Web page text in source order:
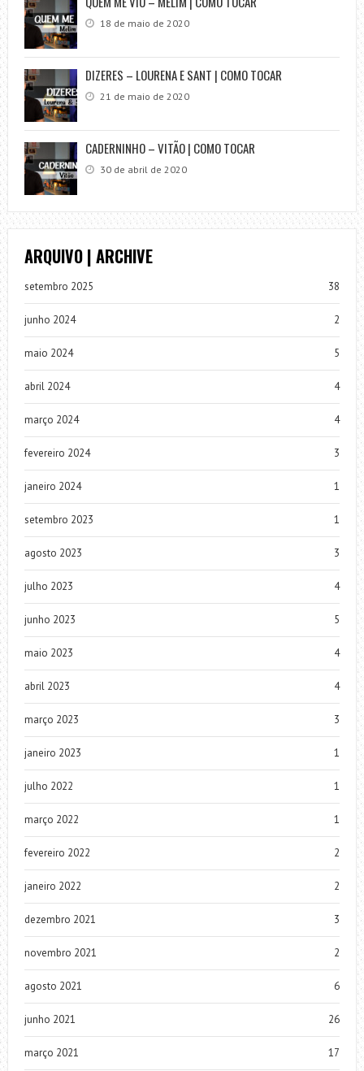
18 de maio de 2020
DIZERES – LOURENA E SANT | COMO TOCAR
21 de maio de 2020
CADERNINHO – VITÃO | COMO TOCAR
30 de abril de 2020
ARQUIVO | ARCHIVE
setembro 2025 38
junho 2024 2
maio 2024 5
abril 2024 4
março 2024 4
fevereiro 2024 3
janeiro 2024 1
setembro 2023 1
agosto 2023 3
julho 2023 4
junho 2023 5
maio 2023 4
abril 2023 4
março 2023 3
janeiro 2023 1
julho 2022 1
março 2022 1
fevereiro 2022 2
janeiro 2022 2
dezembro 2021 3
novembro 2021 2
agosto 2021 6
junho 2021 26
março 2021 17